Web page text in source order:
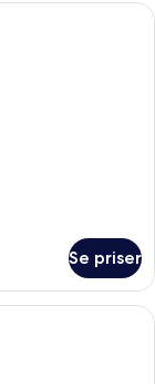
med stort
Se priser
med en